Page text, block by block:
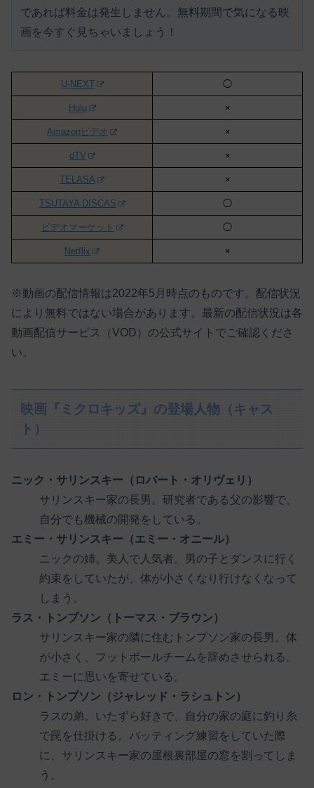
であれば料金は発生しません。 無料期間で気になる映
画を今すぐ見ちゃいましょう！
U-NEXT ◯
Hulu ×
Amazonビデオ ×
dTV ×
TELASA ×
TSUTAYA DISCAS ◯
ビデオマーケット ◯
Netflix ×
※動画の配信情報は2022年5月時点のものです。配信状況
により無料ではない場合があります。最新の配信状況は各
動画配信サービス（VOD）の公式サイトでご確認くださ
い。
映画『ミクロキッズ』の登場人物（キャス
ト）
ニック・サリンスキー（ロバート・オリヴェリ）
サリンスキー家の長男。研究者である父の影響で、
自分でも機械の開発をしている。
エミー・サリンスキー（エミー・オニール）
ニックの姉。美人で人気者。男の子とダンスに行く
約束をしていたが、体が小さくなり行けなくなって
しまう。
ラス・トンプソン（トーマス・ブラウン）
サリンスキー家の隣に住むトンプソン家の長男。体
が小さく、フットボールチームを辞めさせられる。
エミーに思いを寄せている。
ロン・トンプソン（ジャレッド・ラシュトン）
ラスの弟。いたずら好きで、自分の家の庭に釣り糸
で罠を仕掛ける。バッティング練習をしていた際
に、サリンスキー家の屋根裏部屋の窓を割ってしま
う。